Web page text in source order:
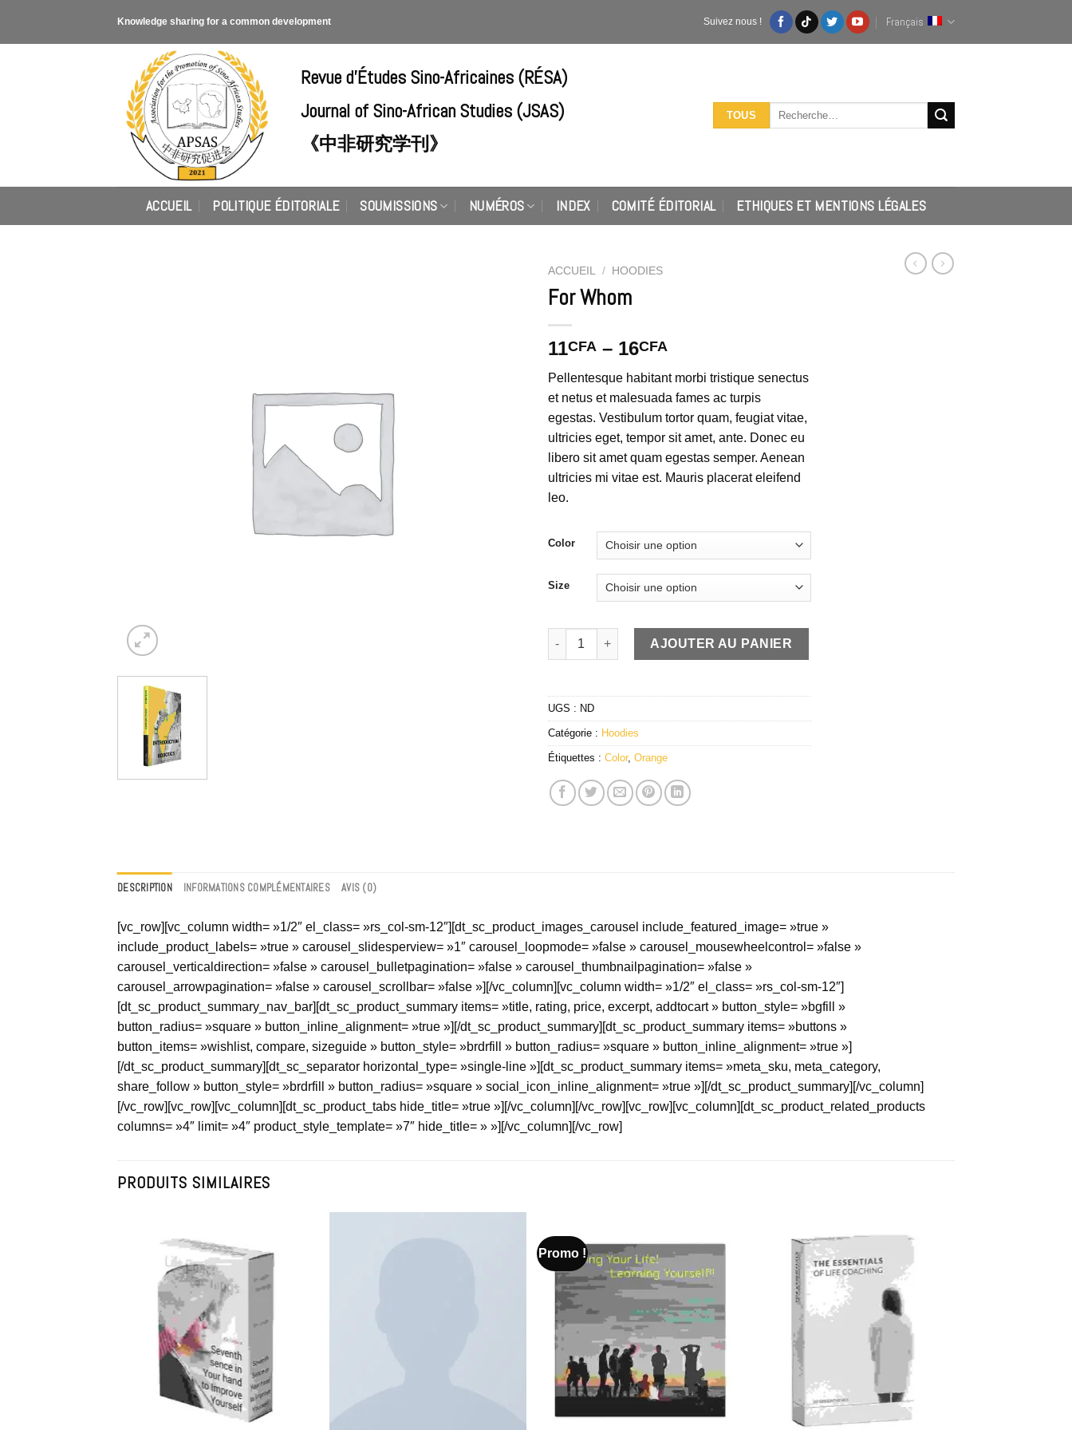
Knowledge sharing for a common development Suivez nous ! Français
Revue d'Études Sino-Africaines (RÉSA)
Journal of Sino-African Studies (JSAS)
《中非研究学刊》
TOUS
Recherche
ACCUEIL POLITIQUE ÉDITORIALE SOUMISSIONS NUMÉROS INDEX COMITÉ ÉDITORIAL ETHIQUES ET MENTIONS LÉGALES
ACCUEIL / HOODIES
For Whom
11CFA – 16CFA
Pellentesque habitant morbi tristique senectus
et netus et malesuada fames ac turpis
egestas. Vestibulum tortor quam, feugiat vitae,
ultricies eget, tempor sit amet, ante. Donec eu
libero sit amet quam egestas semper. Aenean
ultricies mi vitae est. Mauris placerat eleifend
leo.
Color
Size
quantité de For Whom
AJOUTER AU PANIER
UGS : ND
Catégorie : Hoodies
Étiquettes : Color, Orange
DESCRIPTION INFORMATIONS COMPLÉMENTAIRES AVIS (0)
[vc_row][vc_column width= »1/2″ el_class= »rs_col-sm-12″][dt_sc_product_images_carousel include_featured_image= »true »
include_product_labels= »true » carousel_slidesperview= »1″ carousel_loopmode= »false » carousel_mousewheelcontrol= »false »
carousel_verticaldirection= »false » carousel_bulletpagination= »false » carousel_thumbnailpagination= »false »
carousel_arrowpagination= »false » carousel_scrollbar= »false »][/vc_column][vc_column width= »1/2″ el_class= »rs_col-sm-12″]
[dt_sc_product_summary_nav_bar][dt_sc_product_summary items= »title, rating, price, excerpt, addtocart » button_style= »bgfill »
button_radius= »square » button_inline_alignment= »true »][/dt_sc_product_summary][dt_sc_product_summary items= »buttons »
button_items= »wishlist, compare, sizeguide » button_style= »brdrfill » button_radius= »square » button_inline_alignment= »true »]
[/dt_sc_product_summary][dt_sc_separator horizontal_type= »single-line »][dt_sc_product_summary items= »meta_sku, meta_category,
share_follow » button_style= »brdrfill » button_radius= »square » social_icon_inline_alignment= »true »][/dt_sc_product_summary][/vc_column]
[/vc_row][vc_row][vc_column][dt_sc_product_tabs hide_title= »true »][/vc_column][/vc_row][vc_row][vc_column][dt_sc_product_related_products
columns= »4″ limit= »4″ product_style_template= »7″ hide_title= » »][/vc_column][/vc_row]
PRODUITS SIMILAIRES
Add to
Wishlist
Promo !
Add to
Wishlist
Wishlist